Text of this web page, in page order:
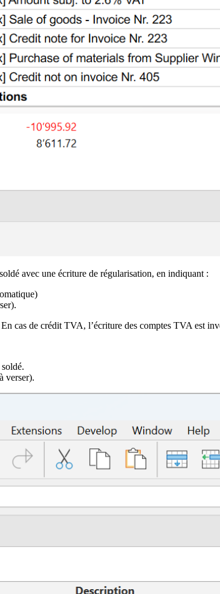
avec une écriture de régularisation, en indiquant :
cas de crédit TVA, l’écriture des comptes TVA est
verser).